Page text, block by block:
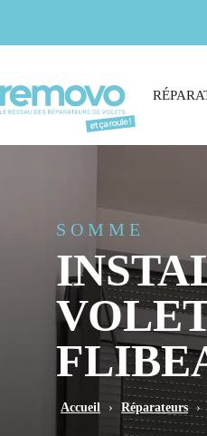
SOMME
Accueil › Réparateurs ›